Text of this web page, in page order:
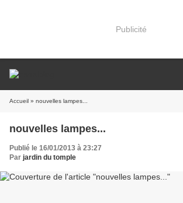
Publicité
Accueil » nouvelles lampes...
nouvelles lampes...
Publié le 16/01/2013 à 23:27
Par jardin du tomple